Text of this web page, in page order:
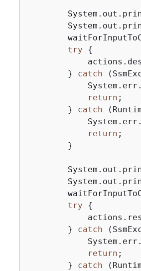
try
{
        }
catch
return ;
        }
catch
return ;
        }
try
{
        }
catch
return ;
        }
catch